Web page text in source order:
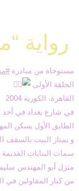
رواية
مستوحاة من مبادرة
الحلقة الأولى
القاهرة، الكوربة 2004
في شارع بغداد في أحد
الطابق الأول يسكن
و يمتاز البيت بالسقف
سمات البنايات
منزل أبو المهندس
من كبار المقاولين في